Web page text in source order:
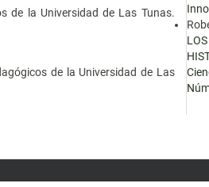
de la Universidad de Las Tunas.
de la Universidad de Las